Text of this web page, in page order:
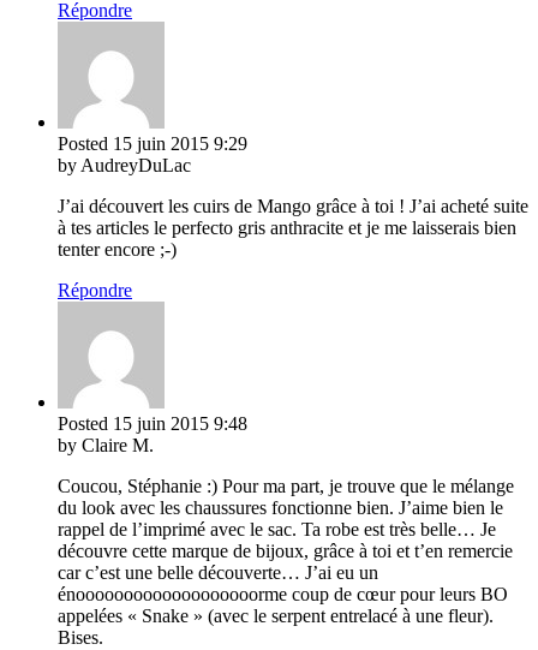
Répondre
Posted 15 juin 2015 9:29
by AudreyDuLac
J’ai découvert les cuirs de Mango grâce à toi ! J’ai acheté suite
à tes articles le perfecto gris anthracite et je me laisserais bien
tenter encore ;-)
Répondre
Posted 15 juin 2015 9:48
by Claire M.
Coucou, Stéphanie :) Pour ma part, je trouve que le mélange
du look avec les chaussures fonctionne bien. J’aime bien le
rappel de l’imprimé avec le sac. Ta robe est très belle… Je
découvre cette marque de bijoux, grâce à toi et t’en remercie
car c’est une belle découverte… J’ai eu un
énooooooooooooooooooorme coup de cœur pour leurs BO
appelées « Snake » (avec le serpent entrelacé à une fleur).
Bises.